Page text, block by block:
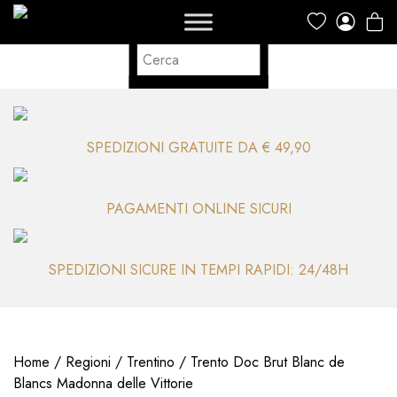
SPEDIZIONI GRATUITE DA € 49,90
PAGAMENTI ONLINE SICURI
SPEDIZIONI SICURE IN TEMPI RAPIDI: 24/48H
Home / Regioni / Trentino / Trento Doc Brut Blanc de
Blancs Madonna delle Vittorie